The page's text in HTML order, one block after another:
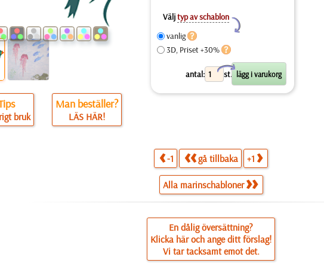
bruk
Man beställer?
LÄS HÄR!
Väljtyp av schablon
Y
vanlig
3D, Priset +30%
antal: st.
X
-1 gå tillbaka +1
Alla marinschabloner
En dålig översättning?
Klicka här och ange ditt förslag!
Vi tar tacksamt emot det.